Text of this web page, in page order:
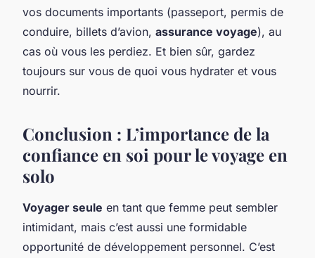
vos documents importants (passeport, permis de
conduire, billets d’avion, assurance voyage), au
cas où vous les perdiez. Et bien sûr, gardez
toujours sur vous de quoi vous hydrater et vous
nourrir.
Conclusion : L’importance de la
confiance en soi pour le voyage en
solo
Voyager seule en tant que femme peut sembler
intimidant, mais c’est aussi une formidable
opportunité de développement personnel. C’est